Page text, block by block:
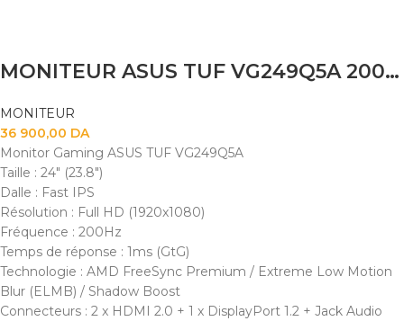
MONITEUR ASUS TUF VG249Q5A 200HZ IPS 0.3MS
MONITEUR
36 900,00 DA
Monitor Gaming ASUS TUF VG249Q5A
Taille : 24" (23.8")
Dalle : Fast IPS
Résolution : Full HD (1920x1080)
Fréquence : 200Hz
Temps de réponse : 1ms (GtG)
Technologie : AMD FreeSync Premium / Extreme Low Motion
Blur (ELMB) / Shadow Boost
Connecteurs : 2 x HDMI 2.0 + 1 x DisplayPort 1.2 + Jack Audio